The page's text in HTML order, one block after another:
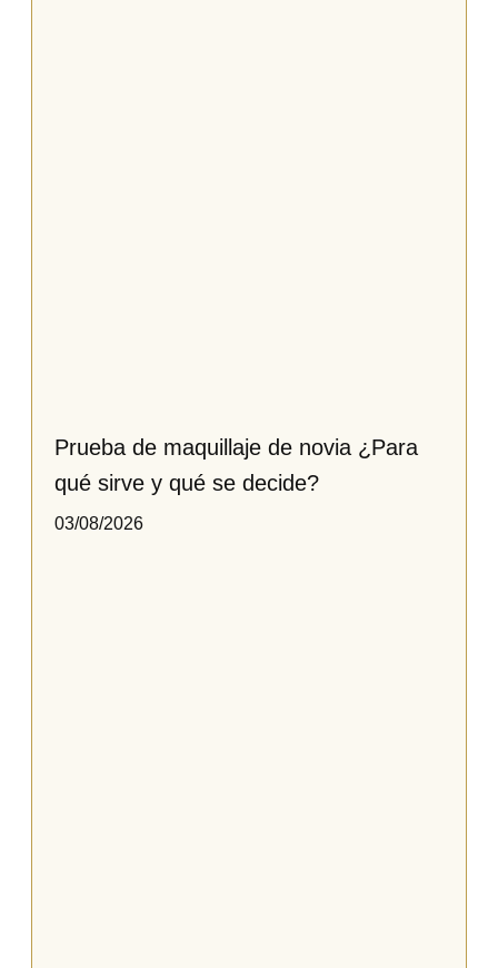
Prueba de maquillaje de novia ¿Para
qué sirve y qué se decide?
03/08/2026